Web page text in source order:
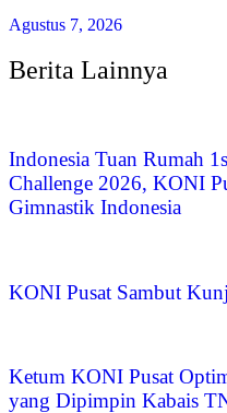
Agustus 7, 2026
Berita Lainnya
Indonesia Tuan Rumah
Challenge 2026, KONI
Gimnastik Indonesia
KONI Pusat Sambut
Ketum KONI Pusat
yang Dipimpin Kabais